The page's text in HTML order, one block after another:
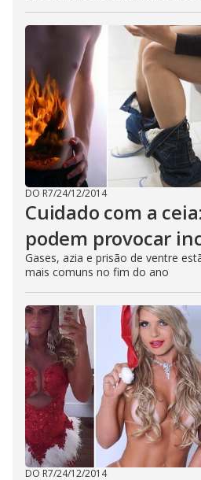
DO R7/24/12/2014
Cuidado com a
podem provocar
Gases, azia e prisão de ventre
mais comuns no fim do ano
DO R7/24/12/2014